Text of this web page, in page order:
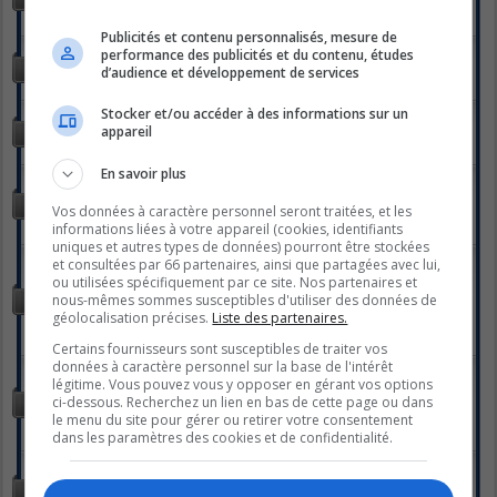
parlions de nous!
STYLE DE VIE
Tout pour vos recettes!
LA PARENT-THÈSE
Pour l'amour des enfants... petits ou grands !
LA HALTE-SANTÉ
être en bonne santé!
Sujets :2549
LE STUDIO DE PHOTOS
Vous êtes à un "clic" de partager votre vision du monde à
travers votre lentille... photographes passionnés, passionnés de
photographie c'est par ici!
Sous-forums : PHOTOS DU JOUR,
LES RALLYES
Sujets :
LA VOÛTE
Pour échanger à propos de tout ce qui à trait au monde
fascinant des sciences occultes, du paranormal et de
l'ésotérisme, on vous donne rendez-vous ici!
Sujets :1091
LE GLOBE-TROTTER
Ah ! les voyages, les vacances... Venez discuter et partager vos
Publicités et contenu personnalisés, mesure de
performance des publicités et du contenu, études
d’audience et développement de services
Stocker et/ou accéder à des informations sur un
appareil
En savoir plus
Vos données à caractère personnel seront traitées, et les
informations liées à votre appareil (cookies, identifiants
uniques et autres types de données) pourront être stockées
et consultées par 66 partenaires, ainsi que partagées avec lui,
ou utilisées spécifiquement par ce site. Nos partenaires et
nous-mêmes sommes susceptibles d'utiliser des données de
géolocalisation précises. Liste des partenaires.
Certains fournisseurs sont susceptibles de traiter vos
données à caractère personnel sur la base de l'intérêt
légitime. Vous pouvez vous y opposer en gérant vos options
ci-dessous. Recherchez un lien en bas de cette page ou dans
le menu du site pour gérer ou retirer votre consentement
dans les paramètres des cookies et de confidentialité.